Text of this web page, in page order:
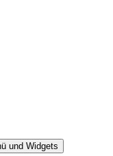
und Widgets